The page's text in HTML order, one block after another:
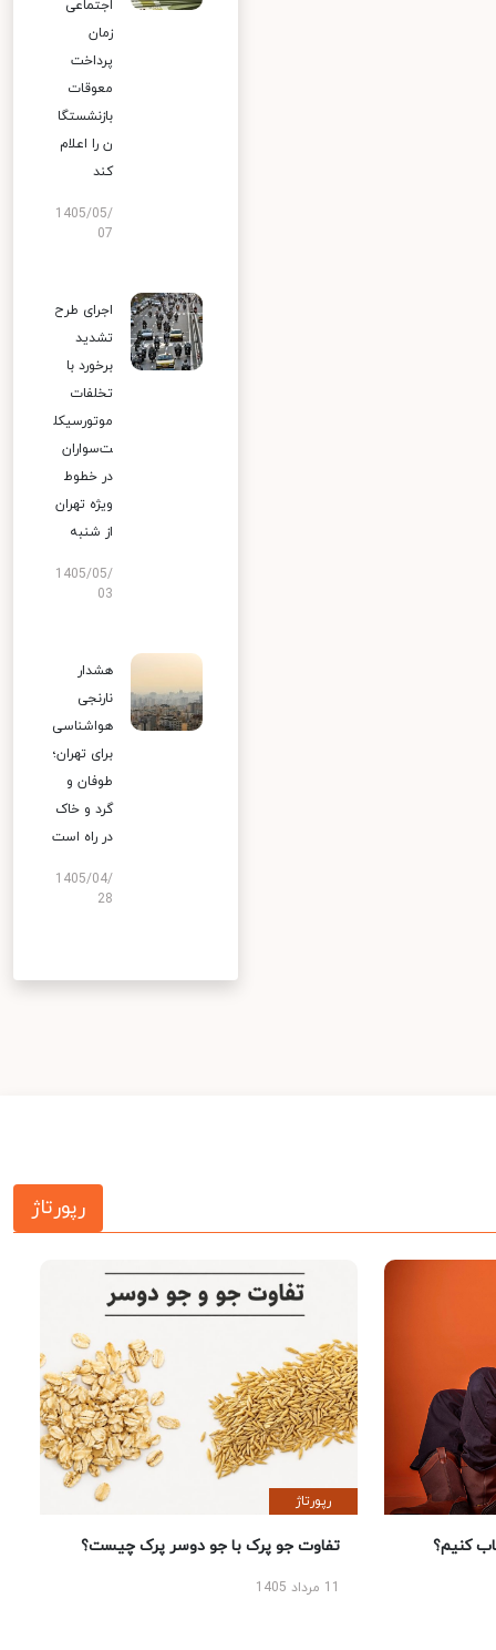
اجتماعی
زمان
پرداخت
معوقات
بازنشستگا
ن را اعلام
کند
1405/05/
07
اجرای طرح
تشدید
برخورد با
تخلفات
موتورسیکل
ت‌سواران
در خطوط
ویژه تهران
از شنبه
1405/05/
03
هشدار
نارنجی
هواشناسی
برای تهران؛
طوفان و
گرد و خاک
در راه است
1405/04/
28
رپورتاژ
کنیم؟
رپورتاژ
تفاوت جو پرک با جو دوسر پرک چیست؟